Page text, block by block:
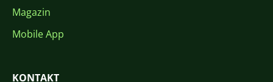
Magazin
Mobile App
KONTAKT